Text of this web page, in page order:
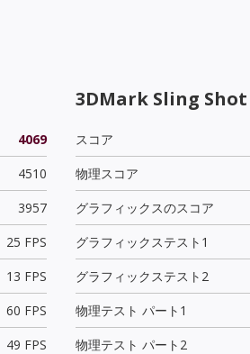
4069
4510
3957
25 FPS
13 FPS
60 FPS
49 FPS
3DMark Sling Shot
スコア
物理スコア
グラフィックスのスコア
グラフィックステスト1
グラフィックステスト2
物理テスト パート1
物理テスト パート2